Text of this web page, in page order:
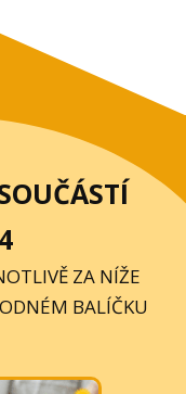
ZA NÍŽE
BALÍČKU